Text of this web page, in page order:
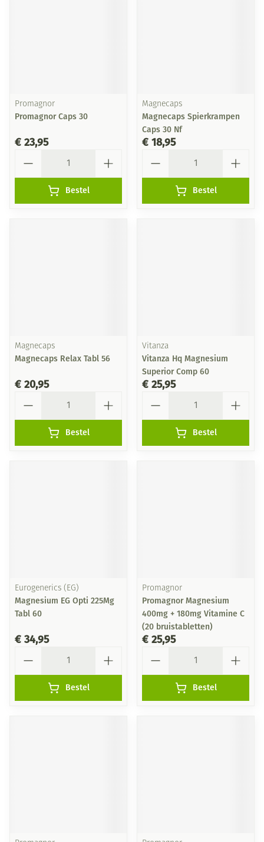
Promagnor
Promagnor Caps 30
€ 23,95
Bestel
Magnecaps
Magnecaps Spierkrampen
Caps 30 Nf
€ 18,95
Bestel
Magnecaps
Magnecaps Relax Tabl 56
€ 20,95
Bestel
Vitanza
Vitanza Hq Magnesium
Superior Comp 60
€ 25,95
Bestel
Eurogenerics (EG)
Magnesium EG Opti 225Mg
Tabl 60
€ 34,95
Bestel
Promagnor
Promagnor Magnesium
400mg + 180mg Vitamine C
(20 bruistabletten)
€ 25,95
Bestel